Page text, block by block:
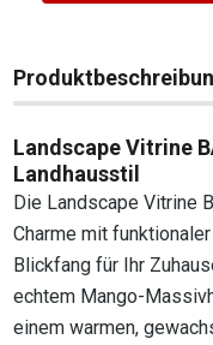
Landscape Vitrine
Landhausstil
Die Landscape Vitrine
Charme mit
Blickfang für Ihr
echtem Mango-
einem warmen,